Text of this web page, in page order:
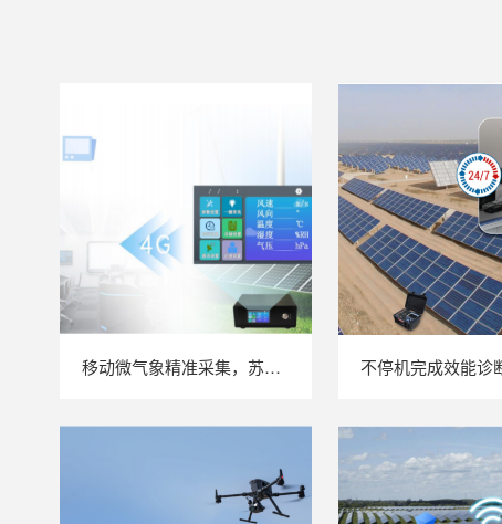
移动微气象精准采集，苏州 LAILX LXH506 便携式气象站补齐光伏检测环境数据短板